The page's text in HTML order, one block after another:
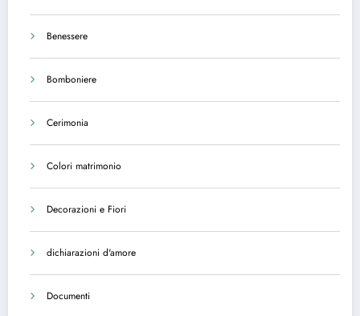
Benessere
Bomboniere
Cerimonia
Colori matrimonio
Decorazioni e Fiori
dichiarazioni d'amore
Documenti